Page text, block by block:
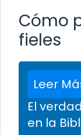
Cómo
fieles
Leer
El
en la